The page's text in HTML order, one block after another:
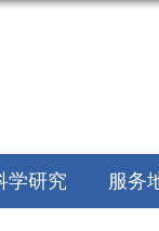
学研究 服务